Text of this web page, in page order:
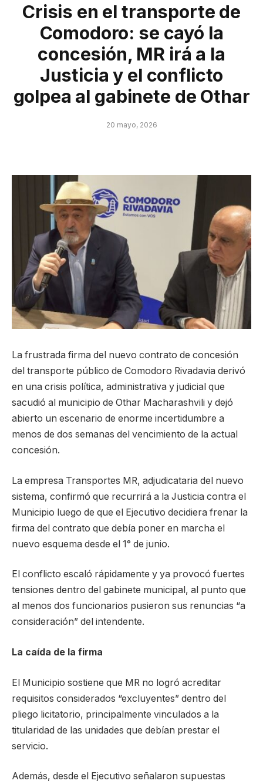
Crisis en el transporte de
Comodoro: se cayó la
concesión, MR irá a la
Justicia y el conflicto
golpea al gabinete de Othar
20 mayo, 2026
La frustrada firma del nuevo contrato de concesión
del transporte público de Comodoro Rivadavia derivó
en una crisis política, administrativa y judicial que
sacudió al municipio de Othar Macharashvili y dejó
abierto un escenario de enorme incertidumbre a
menos de dos semanas del vencimiento de la actual
concesión.
La empresa Transportes MR, adjudicataria del nuevo
sistema, confirmó que recurrirá a la Justicia contra el
Municipio luego de que el Ejecutivo decidiera frenar la
firma del contrato que debía poner en marcha el
nuevo esquema desde el 1° de junio.
El conflicto escaló rápidamente y ya provocó fuertes
tensiones dentro del gabinete municipal, al punto que
al menos dos funcionarios pusieron sus renuncias “a
consideración” del intendente.
La caída de la firma
El Municipio sostiene que MR no logró acreditar
requisitos considerados “excluyentes” dentro del
pliego licitatorio, principalmente vinculados a la
titularidad de las unidades que debían prestar el
servicio.
Además, desde el Ejecutivo señalaron supuestas